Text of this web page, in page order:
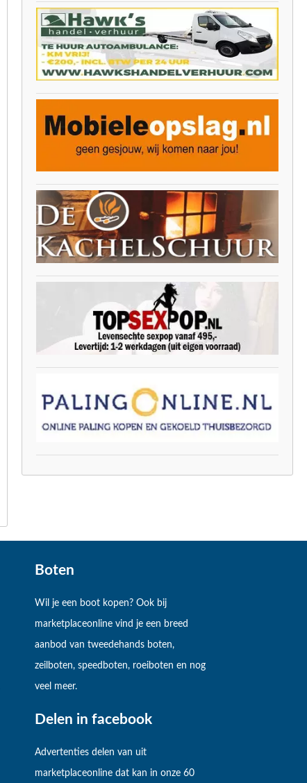
Boten
Wil je een boot kopen? Ook bij
marketplaceonline vind je een breed
aanbod van tweedehands boten,
zeilboten, speedboten, roeiboten en nog
veel meer.
Delen in facebook
Advertenties delen van uit
marketplaceonline dat kan in onze 60